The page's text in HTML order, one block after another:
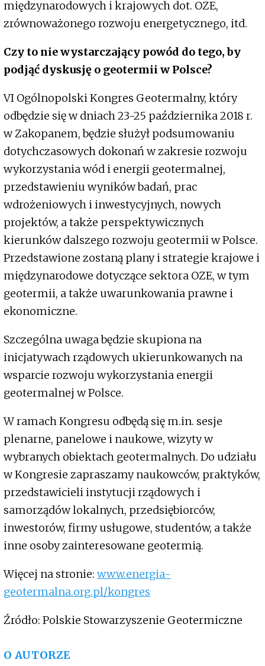
międzynarodowych i krajowych dot. OZE,
zrównoważonego rozwoju energetycznego, itd.
Czy to nie wystarczający powód do tego, by
podjąć dyskusję o geotermii w Polsce?
VI Ogólnopolski Kongres Geotermalny, który
odbędzie się w dniach 23-25 października 2018 r.
w Zakopanem, będzie służył podsumowaniu
dotychczasowych dokonań w zakresie rozwoju
wykorzystania wód i energii geotermalnej,
przedstawieniu wyników badań, prac
wdrożeniowych i inwestycyjnych, nowych
projektów, a także perspektywicznych
kierunków dalszego rozwoju geotermii w Polsce.
Przedstawione zostaną plany i strategie krajowe i
międzynarodowe dotyczące sektora OZE, w tym
geotermii, a także uwarunkowania prawne i
ekonomiczne.
Szczególna uwaga będzie skupiona na
inicjatywach rządowych ukierunkowanych na
wsparcie rozwoju wykorzystania energii
geotermalnej w Polsce.
W ramach Kongresu odbędą się m.in. sesje
plenarne, panelowe i naukowe, wizyty w
wybranych obiektach geotermalnych. Do udziału
w Kongresie zapraszamy naukowców, praktyków,
przedstawicieli instytucji rządowych i
samorządów lokalnych, przedsiębiorców,
inwestorów, firmy usługowe, studentów, a także
inne osoby zainteresowane geotermią.
Więcej na stronie: www.energia-
geotermalna.org.pl/kongres
Źródło: Polskie Stowarzyszenie Geotermiczne
O AUTORZE